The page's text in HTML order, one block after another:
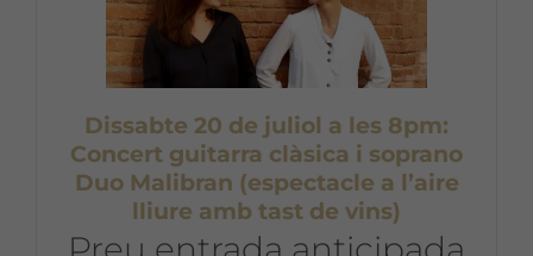
Dissabte 20 de juliol a les 8pm:
Concert guitarra clàsica i soprano
Duo Malibran (espectacle a l’aire
lliure amb tast de vins)